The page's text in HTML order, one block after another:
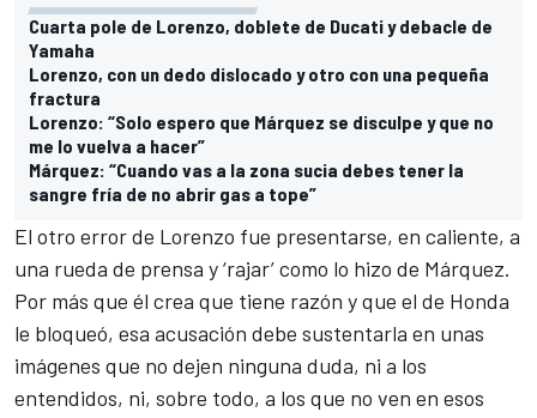
Cuarta pole de Lorenzo, doblete de Ducati y debacle de
Yamaha
Lorenzo, con un dedo dislocado y otro con una pequeña
fractura
Lorenzo: “Solo espero que Márquez se disculpe y que no
me lo vuelva a hacer”
Márquez: “Cuando vas a la zona sucia debes tener la
sangre fría de no abrir gas a tope”
El otro error de Lorenzo fue presentarse, en caliente, a
una rueda de prensa y ‘rajar’ como lo hizo de Márquez.
Por más que él crea que tiene razón y que el de Honda
le bloqueó, esa acusación debe sustentarla en unas
imágenes que no dejen ninguna duda, ni a los
entendidos, ni, sobre todo, a los que no ven en esos